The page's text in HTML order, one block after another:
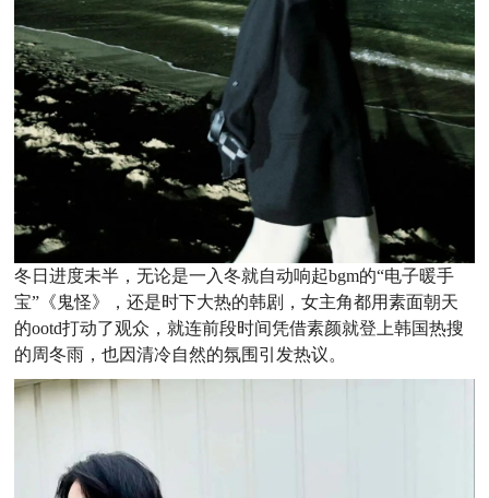
冬日进度未半，无论是一入冬就自动响起bgm的“电子暖手
宝”《鬼怪》，还是时下大热的韩剧，女主角都用素面朝天
的ootd打动了观众，就连前段时间凭借素颜就登上韩国热搜
的周冬雨，也因清冷自然的氛围引发热议。